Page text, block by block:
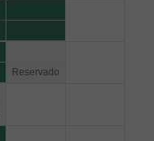
Reservado